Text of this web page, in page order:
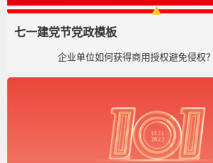
七一建党节党政模板
企业单位如何获得商用授权避免侵权？